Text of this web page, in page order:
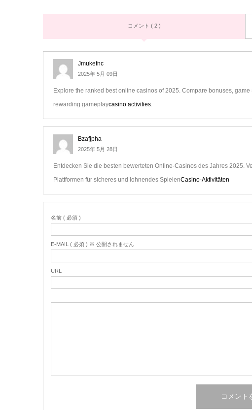
コメント ( 2 )
Jmukefnc
2025年 5月 09日
Explore the ranked best online casinos of 2025. Compare bonuses,
rewarding gameplaycasino activities.
Bzafjpha
2025年 5月 28日
Entdecken Sie die besten bewerteten Online-Casinos des Jahres 2025.
Plattformen für sicheres und lohnendes SpielenCasino-Aktivitäten
名前 ( 必須 )
E-MAIL ( 必須 ) ※ 公開されません
URL